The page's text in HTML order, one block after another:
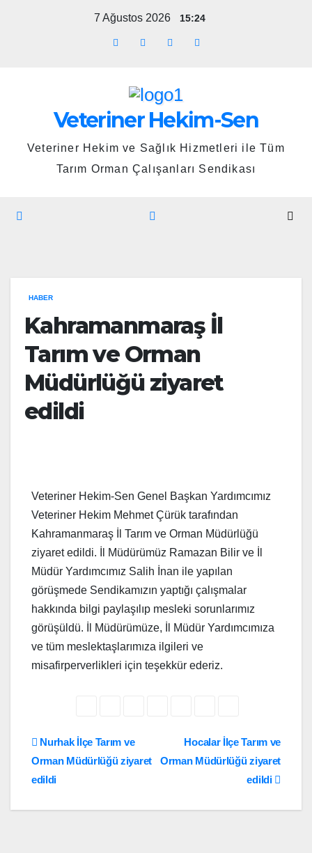
7 Ağustos 2026 15:24
Veteriner Hekim-Sen
Veteriner Hekim ve Sağlık Hizmetleri ile Tüm
Tarım Orman Çalışanları Sendikası
HABER
Kahramanmaraş İl
Tarım ve Orman
Müdürlüğü ziyaret
edildi
Veteriner Hekim-Sen Genel Başkan Yardımcımız
Veteriner Hekim Mehmet Çürük tarafından
Kahramanmaraş İl Tarım ve Orman Müdürlüğü
ziyaret edildi. İl Müdürümüz Ramazan Bilir ve İl
Müdür Yardımcımız Salih İnan ile yapılan
görüşmede Sendikamızın yaptığı çalışmalar
hakkında bilgi paylaşılıp mesleki sorunlarımız
görüşüldü. İl Müdürümüze, İl Müdür Yardımcımıza
ve tüm meslektaşlarımıza ilgileri ve
misafirperverlikleri için teşekkür ederiz.
Yazı
gezinmesi
Hocalar İlçe Tarım ve
Orman Müdürlüğü ziyaret
edildi
Nurhak İlçe Tarım ve
Orman Müdürlüğü ziyaret
edildi